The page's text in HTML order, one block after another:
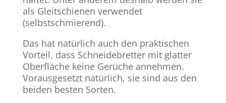
als Gleitschienen verwendet
(selbstschmierend).
Das hat natürlich auch den praktischen
Vorteil, dass Schneidebretter mit glatter
Oberfläche keine Gerüche annehmen.
Vorausgesetzt natürlich, sie sind aus den
beiden besten Sorten.